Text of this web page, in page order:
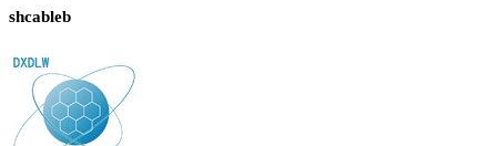
shcableb